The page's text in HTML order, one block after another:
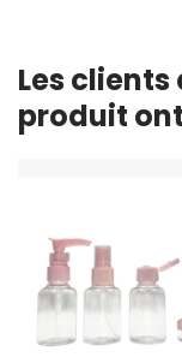
Les
produit